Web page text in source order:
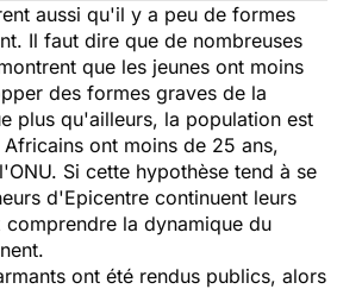
aussi qu'il y a peu de formes
Il faut dire que de nombreuses
que les jeunes ont moins
des formes graves de la
plus qu'ailleurs, la population est
ont moins de 25 ans,
Si cette hypothèse tend à se
d'Epicentre continuent leurs
la dynamique du
.
ont été rendus publics, alors